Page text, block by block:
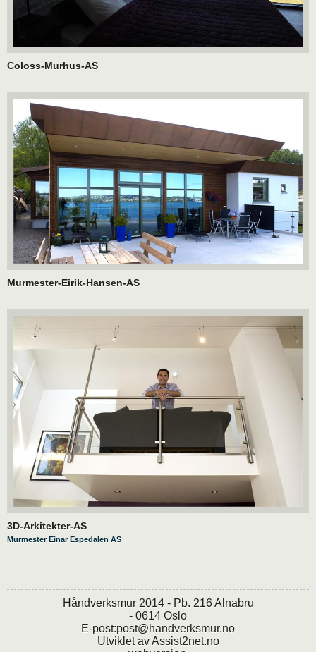
Coloss-Murhus-AS
Murmester-Eirik-Hansen-AS
3D-Arkitekter-AS
Murmester Einar Espedalen AS
Håndverksmur 2014 - Pb. 216 Alnabru
- 0614 Oslo
E-post:post@handverksmur.no
Utviklet avAssist2net.no